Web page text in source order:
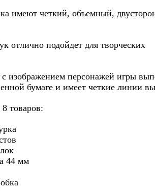
имеют четкий, объемный,
отлично подойдет для творческих
изображением персонажей игры
бумаге и имеет четкие линии
товаров:
44 мм